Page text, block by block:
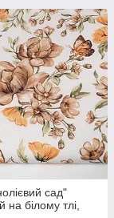
сад"
на білому тлі,